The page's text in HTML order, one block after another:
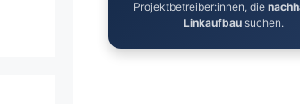
Projektbetreiber:innen, die
Linkaufbau suchen.